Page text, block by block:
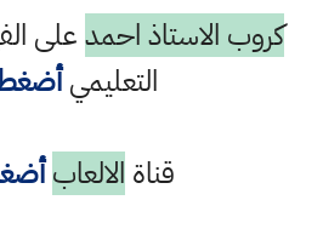
كروب الاستاذ احمدعلى
التعليمي
قناة الالعاب